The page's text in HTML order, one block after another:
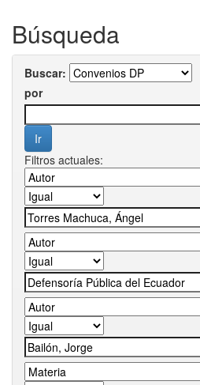
Búsqueda
Buscar:
por
Filtros actuales: